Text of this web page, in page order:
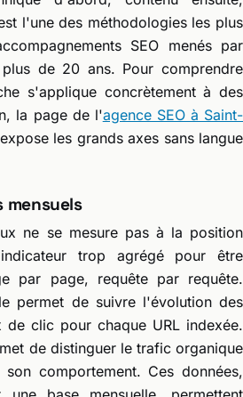
l'une des méthodologies les plus
SEO menés par
de 20 ans. Pour comprendre
s'applique concrètement à des
la page de l'agence SEO à Saint-
les grands axes sans langue
mensuels
ne se mesure pas à la position
trop agrégé pour être
par page, requête par requête.
permet de suivre l'évolution des
de clic pour chaque URL indexée.
de distinguer le trafic organique
comportement. Ces données,